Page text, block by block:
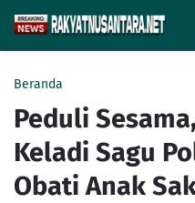
Beranda
Peduli
Keladi Sagu
Obati Anak